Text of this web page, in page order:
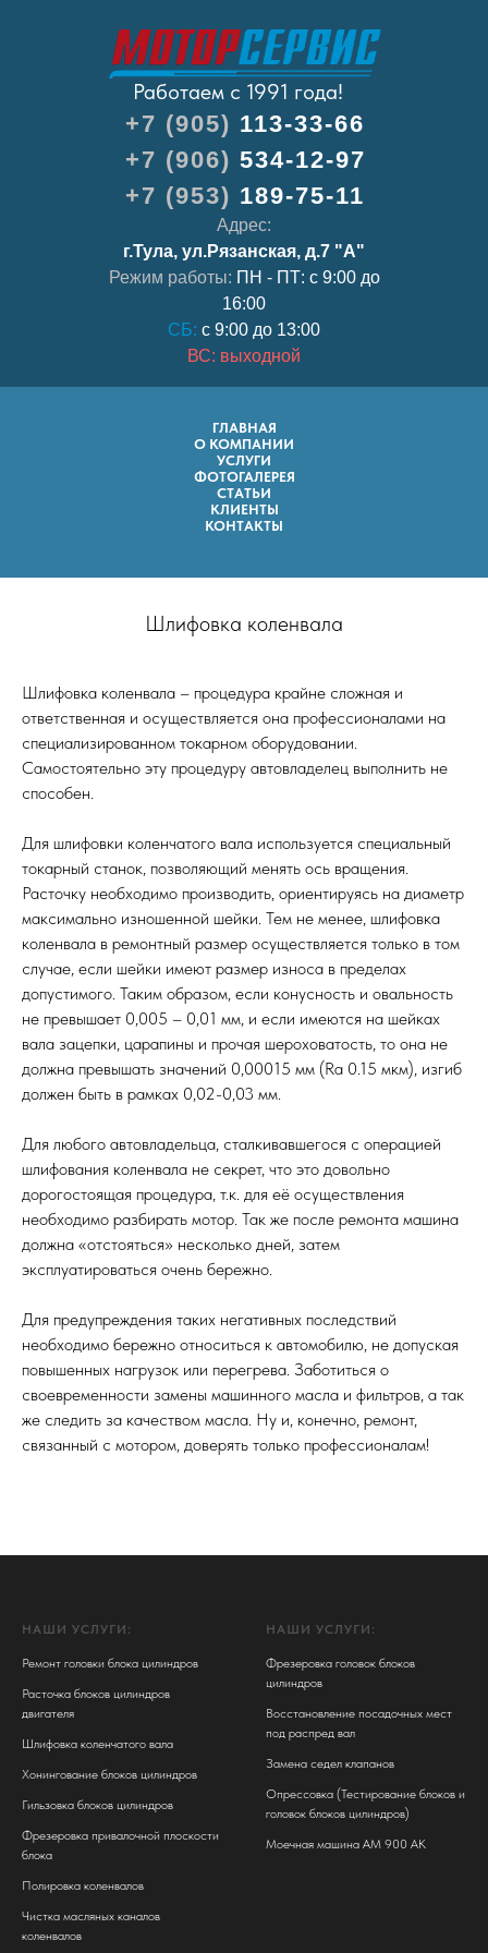
+7 (905) 113-33-66
+7 (906) 534-12-97
+7 (953) 189-75-11
Адрес:
г.Тула, ул.Рязанская, д.7 "А"
Режим работы: ПН - ПТ: с 9:00 до
16:00
СБ: с 9:00 до 13:00
ВС: выходной
Работаем с 1991 года!
ГЛАВНАЯ
О КОМПАНИИ
УСЛУГИ
ФОТОГАЛЕРЕЯ
СТАТЬИ
КЛИЕНТЫ
КОНТАКТЫ
Шлифовка коленвала
Шлифовка коленвала – процедура крайне сложная и
ответственная и осуществляется она профессионалами на
специализированном токарном оборудовании.
Самостоятельно эту процедуру автовладелец выполнить не
способен.
Для шлифовки коленчатого вала используется специальный
токарный станок, позволяющий менять ось вращения.
Расточку необходимо производить, ориентируясь на диаметр
максимально изношенной шейки. Тем не менее, шлифовка
коленвала в ремонтный размер осуществляется только в том
случае, если шейки имеют размер износа в пределах
допустимого. Таким образом, если конусность и овальность
не превышает 0,005 – 0,01 мм, и если имеются на шейках
вала зацепки, царапины и прочая шероховатость, то она не
должна превышать значений 0,00015 мм (Ra 0.15 мкм), изгиб
должен быть в рамках 0,02-0,03 мм.
Для любого автовладельца, сталкивавшегося с операцией
шлифования коленвала не секрет, что это довольно
дорогостоящая процедура, т.к. для её осуществления
необходимо разбирать мотор. Так же после ремонта машина
должна «отстояться» несколько дней, затем
эксплуатироваться очень бережно.
Для предупреждения таких негативных последствий
необходимо бережно относиться к автомобилю, не допуская
повышенных нагрузок или перегрева. Заботиться о
своевременности замены машинного масла и фильтров, а так
же следить за качеством масла. Ну и, конечно, ремонт,
связанный с мотором, доверять только профессионалам!
НАШИ УСЛУГИ:
Ремонт головки блока цилиндров
Расточка блоков цилиндров
двигателя
Шлифовка коленчатого вала
Хонингование блоков цилиндров
Гильзовка блоков цилиндров
Фрезеровка привалочной плоскости
блока
Полировка коленвалов
Чистка масляных каналов
коленвалов
НАШИ УСЛУГИ:
Фрезеровка головок блоков
цилиндров
Восстановление посадочных мест
под распред вал
Замена седел клапанов
Опрессовка (Тестирование блоков и
головок блоков цилиндров)
Моечная машина АМ 900 АК